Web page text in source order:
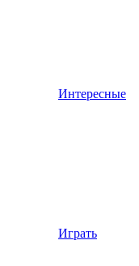
Интересные
Играть